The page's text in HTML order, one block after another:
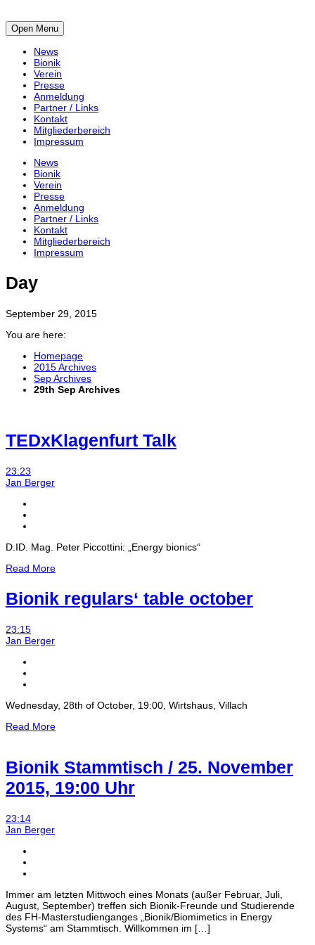
Open Menu
News
Bionik
Verein
Presse
Anmeldung
Partner / Links
Kontakt
Mitgliederbereich
Impressum
News
Bionik
Verein
Presse
Anmeldung
Partner / Links
Kontakt
Mitgliederbereich
Impressum
Day
September 29, 2015
You are here:
Homepage
2015 Archives
Sep Archives
29th Sep Archives
TEDxKlagenfurt Talk
23:23
Jan Berger
D.ID. Mag. Peter Piccottini: „Energy bionics“
Read More
Bionik regulars‘ table october
23:15
Jan Berger
Wednesday, 28th of October, 19:00, Wirtshaus, Villach
Read More
Bionik Stammtisch / 25. November
2015, 19:00 Uhr
23:14
Jan Berger
Immer am letzten Mittwoch eines Monats (außer Februar, Juli,
August, September) treffen sich Bionik-Freunde und Studierende
des FH-Masterstudienganges „Bionik/Biomimetics in Energy
Systems“ am Stammtisch. Willkommen im […]